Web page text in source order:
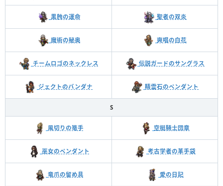
黒蝕の運命 聖者の双炎
魔術の秘奥 爽唱の白花
チームロゴのネックレス 伝説ガードのサングラス
ジェクトのバンダナ 精霊石のペンダント
S
風切りの篭手 空挺騎士団章
巫女のペンダント 考古学者の革手袋
竜爪の留め具 愛の日記